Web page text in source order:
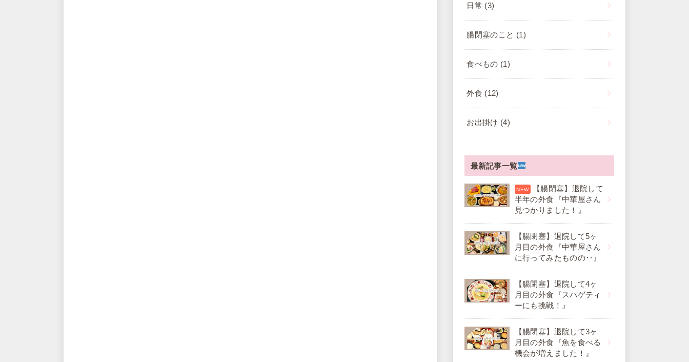
日常 (3)
腸閉塞のこと (1)
食べもの (1)
外食 (12)
お出掛け (4)
最新記事一覧
【腸閉塞】退院して
半年の外食『中華屋さん
見つかりました！』
【腸閉塞】退院して5ヶ
月目の外食『中華屋さん
に行ってみたものの‥』
【腸閉塞】退院して4ヶ
月目の外食『スパゲティ
ーにも挑戦！』
【腸閉塞】退院して3ヶ
月目の外食『魚を食べる
機会が増えました！』